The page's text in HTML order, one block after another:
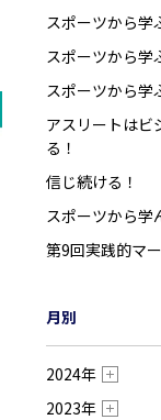
スポーツから学
スポーツから学
スポーツから学
アスリートはビ
る！
信じ続ける！
スポーツから学
第9回実践的マ
月別
2024年
2023年